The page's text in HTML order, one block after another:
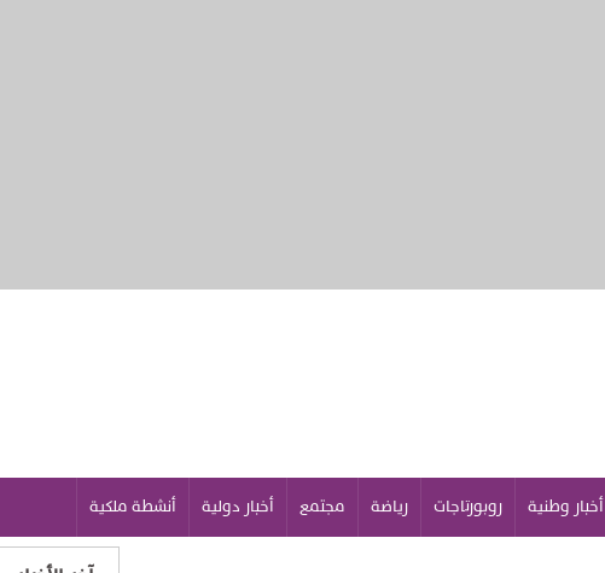
أخبار وطنية روبورتاجات رياضة مجتمع أخبار دولية أنشطة ملكية